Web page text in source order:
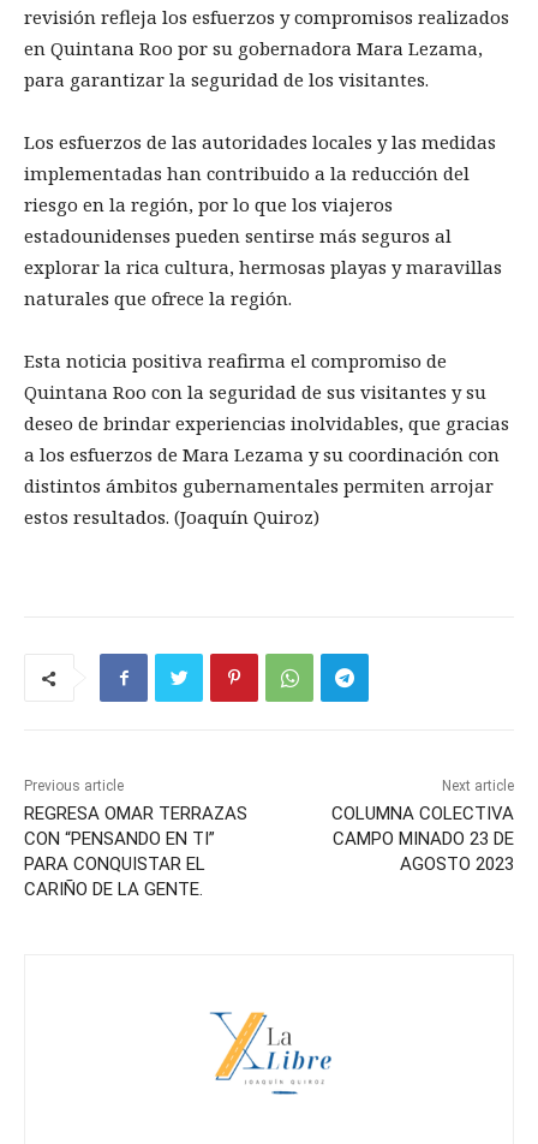
revisión refleja los esfuerzos y compromisos realizados
en Quintana Roo por su gobernadora Mara Lezama,
para garantizar la seguridad de los visitantes.
Los esfuerzos de las autoridades locales y las medidas
implementadas han contribuido a la reducción del
riesgo en la región, por lo que los viajeros
estadounidenses pueden sentirse más seguros al
explorar la rica cultura, hermosas playas y maravillas
naturales que ofrece la región.
Esta noticia positiva reafirma el compromiso de
Quintana Roo con la seguridad de sus visitantes y su
deseo de brindar experiencias inolvidables, que gracias
a los esfuerzos de Mara Lezama y su coordinación con
distintos ámbitos gubernamentales permiten arrojar
estos resultados. (Joaquín Quiroz)
Previous article
REGRESA OMAR TERRAZAS
CON “PENSANDO EN TI”
PARA CONQUISTAR EL
CARIÑO DE LA GENTE.
Next article
COLUMNA COLECTIVA
CAMPO MINADO 23 DE
AGOSTO 2023